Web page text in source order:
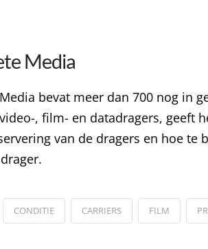
Media
bevat meer dan 700 nog in
, film- en datadragers, geeft
van de dragers en hoe
CONDITIE CARRIERS FILM